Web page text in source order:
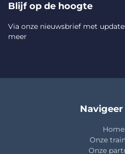
Blijf op de hoogte
Via onze nieuwsbrief met
meer
Home
Onze
Onze